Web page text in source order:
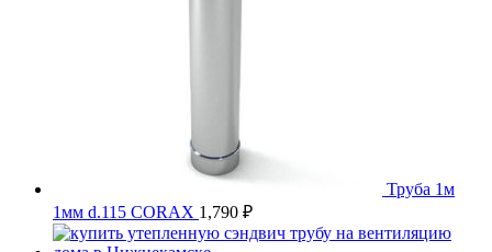
Труба 1м
1мм d.115 CORAX 1,790 ₽